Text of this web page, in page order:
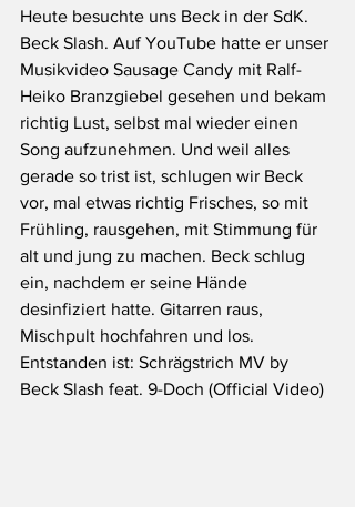
Heute besuchte uns Beck in der SdK.
Beck Slash. Auf YouTube hatte er unser
Musikvideo Sausage Candy mit Ralf-
Heiko Branzgiebel gesehen und bekam
richtig Lust, selbst mal wieder einen
Song aufzunehmen. Und weil alles
gerade so trist ist, schlugen wir Beck
vor, mal etwas richtig Frisches, so mit
Frühling, rausgehen, mit Stimmung für
alt und jung zu machen. Beck schlug
ein, nachdem er seine Hände
desinfiziert hatte. Gitarren raus,
Mischpult hochfahren und los.
Entstanden ist: Schrägstrich MV by
Beck Slash feat. 9-Doch (Official Video)